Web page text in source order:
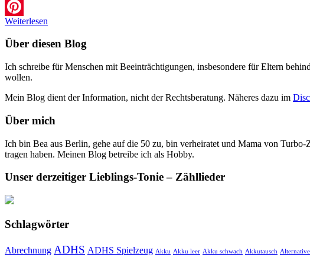
Facebook
Pinterest
Weiterlesen
Über diesen Blog
Ich schreibe für Menschen mit Beeinträchtigungen, insbesondere für Eltern
wollen.
Mein Blog dient der Information, nicht der Rechtsberatung. Näheres dazu im
Über mich
Ich bin Bea aus Berlin, gehe auf die 50 zu, bin verheiratet und Mama von
tragen haben. Meinen Blog betreibe ich als Hobby.
Unser derzeitiger Lieblings-Tonie – Zähllieder
Schlagwörter
Abrechnung ADHS ADHS Spielzeug Akku Akku leer Akku schwach Akkutausch